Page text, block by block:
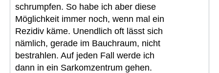
schrumpfen. So habe ich aber diese
Möglichkeit immer noch, wenn mal ein
Rezidiv käme. Unendlich oft lässt sich
nämlich, gerade im Bauchraum, nicht
bestrahlen. Auf jeden Fall werde ich
dann in ein Sarkomzentrum gehen.